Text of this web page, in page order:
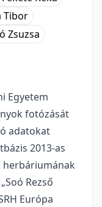
Tibor
Zsuzsa
Egyetem
fotózását
adatokat
2013-as
herbáriumának
Rezső
Európa